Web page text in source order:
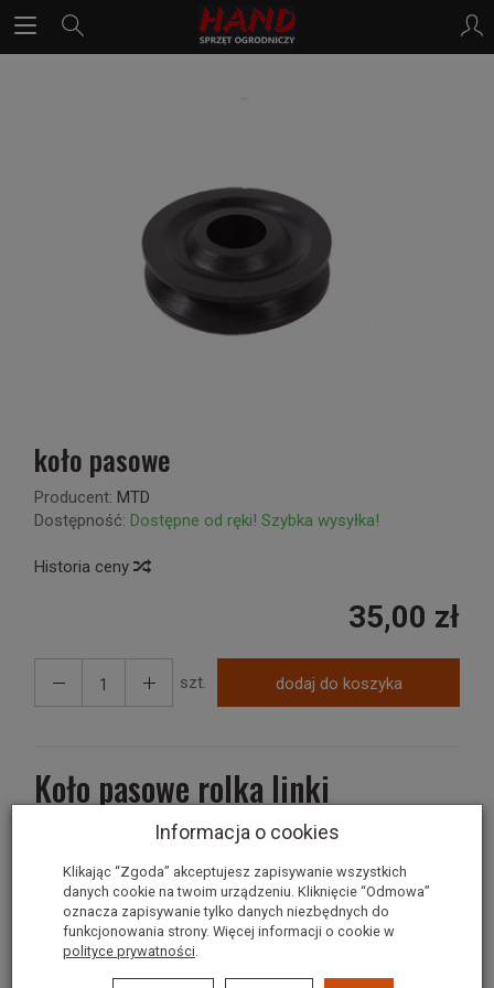
koło pasowe
Producent: MTD
Dostępność: Dostępne od ręki! Szybka wysyłka!
Historia ceny
35,00 zł
szt. dodaj do koszyka
Koło pasowe rolka linki
podwieszenia decku 756-1154
MTD Cable Roller Pulley - 1.43" Dia.
Część oryginalna
Informacja o cookies
Klikając “Zgoda” akceptujesz zapisywanie wszystkich
danych cookie na twoim urządzeniu. Kliknięcie “Odmowa”
oznacza zapisywanie tylko danych niezbędnych do
funkcjonowania strony. Więcej informacji o cookie w
polityce prywatności.